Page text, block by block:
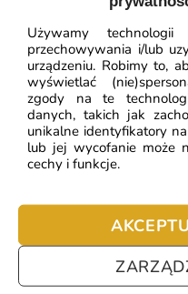
Używamy
przechowywania i/lub
urządzeniu. Robimy to,
wyświetlać
zgody na te
danych, takich jak
unikalne identyfikatory
lub jej wycofanie może
cechy i funkcje.
materiały przekładają się
To wygodne rozwiązanie
indywidualnego
fototapety Listki i Kropki:
produkcja na zamówienie
projektu
łatwy montaż dzięki
przygotowanym pasom
miękkie, naturalne
plastiku
Najczęściej
Pomagamy i doradzamy
nie chcesz czekać –